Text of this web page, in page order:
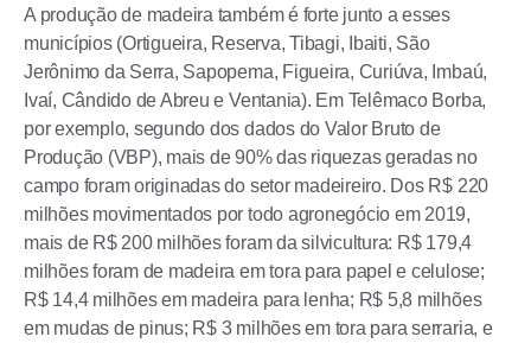
A produção de madeira também é forte junto a esses
municípios (Ortigueira, Reserva, Tibagi, Ibaiti, São
Jerônimo da Serra, Sapopema, Figueira, Curiúva, Imbaú,
Ivaí, Cândido de Abreu e Ventania). Em Telêmaco Borba,
por exemplo, segundo dos dados do Valor Bruto de
Produção (VBP), mais de 90% das riquezas geradas no
campo foram originadas do setor madeireiro. Dos R$ 220
milhões movimentados por todo agronegócio em 2019,
mais de R$ 200 milhões foram da silvicultura: R$ 179,4
milhões foram de madeira em tora para papel e celulose;
R$ 14,4 milhões em madeira para lenha; R$ 5,8 milhões
em mudas de pinus; R$ 3 milhões em tora para serraria, e